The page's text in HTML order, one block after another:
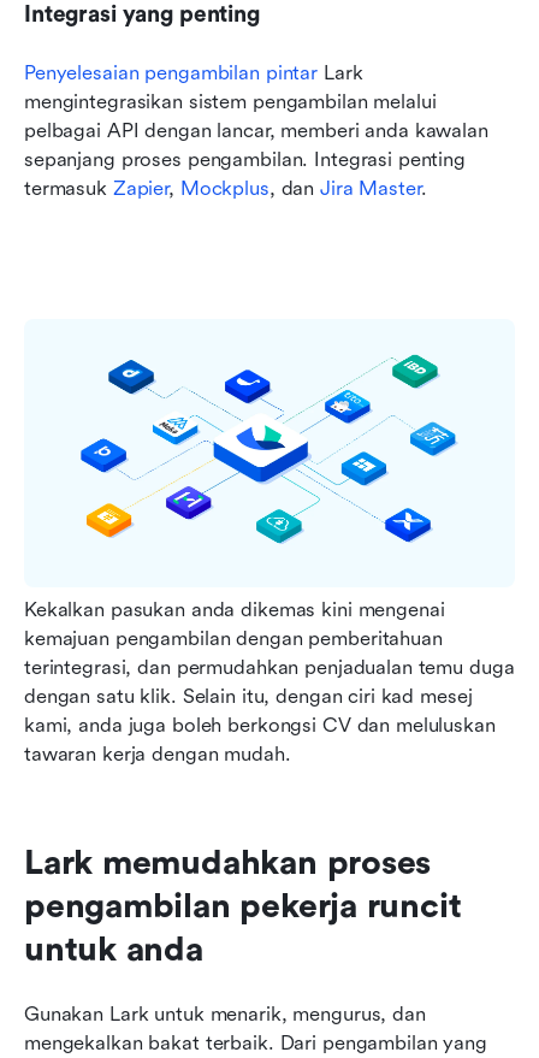
Integrasi yang penting
Penyelesaian pengambilan pintar Lark
mengintegrasikan sistem pengambilan melalui
pelbagai API dengan lancar, memberi anda kawalan
sepanjang proses pengambilan. Integrasi penting
termasuk Zapier, Mockplus, dan Jira Master.
Kekalkan pasukan anda dikemas kini mengenai
kemajuan pengambilan dengan pemberitahuan
terintegrasi, dan permudahkan penjadualan temu duga
dengan satu klik. Selain itu, dengan ciri kad mesej
kami, anda juga boleh berkongsi CV dan meluluskan
tawaran kerja dengan mudah.
Lark memudahkan proses
pengambilan pekerja runcit
untuk anda
Gunakan Lark untuk menarik, mengurus, dan
mengekalkan bakat terbaik. Dari pengambilan yang